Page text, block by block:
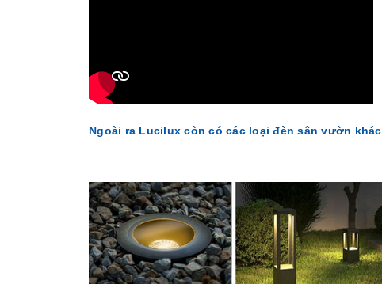
Ngoài ra Lucilux còn có các loại đèn sân vườn khác